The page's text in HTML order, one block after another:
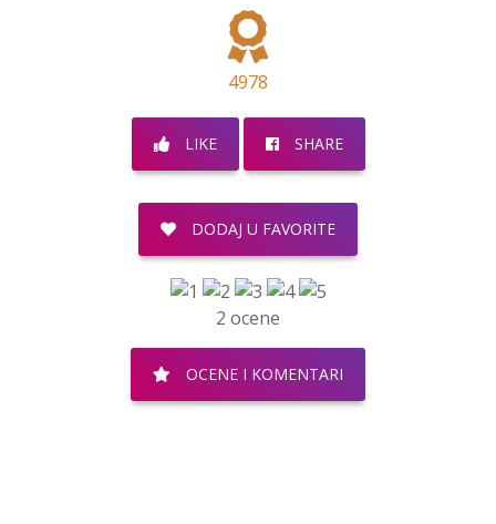
4978
LIKE SHARE
DODAJ U FAVORITE
2 ocene
OCENE I KOMENTARI